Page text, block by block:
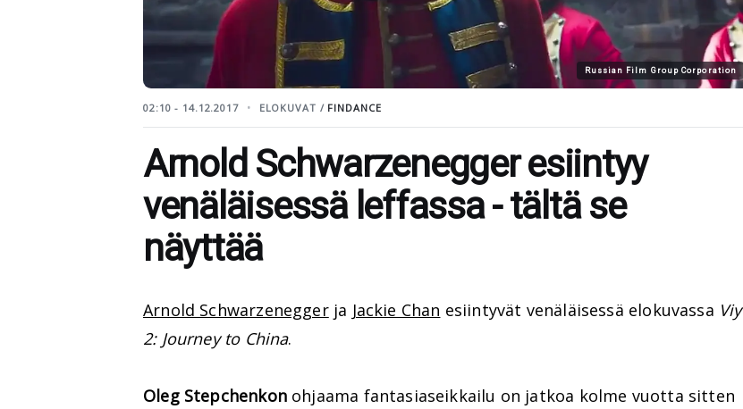
Russian Film Group Corporation
02:10 - 14.12.2017 ELOKUVAT / FINDANCE
Arnold Schwarzenegger esiintyy
venäläisessä leffassa - tältä se
näyttää
Arnold Schwarzeneggerja Jackie Chan esiintyvät venäläisessä elokuvassa Viy
2: Journey to China.
Oleg Stepchenkonohjaama fantasiaseikkailu on jatkoa kolme vuotta sitten